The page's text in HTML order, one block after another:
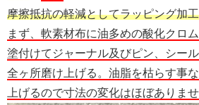
摩擦抵抗の軽減としてラッピング加
まず、軟素材布に油多めの酸化クロ
塗付けてジャーナル及びピン、シー
全ヶ所磨け上げる。油脂を枯らす事
上げるので寸法の変化はほぼありませ